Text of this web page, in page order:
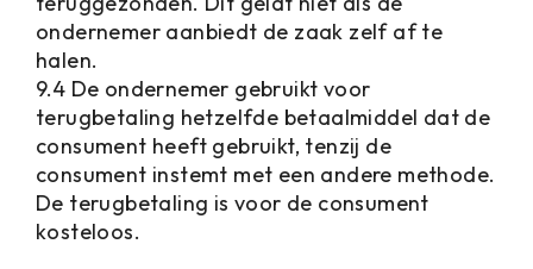
ondernemer aanbiedt de zaak zelf af te
halen.
9.4 De ondernemer gebruikt voor
terugbetaling hetzelfde betaalmiddel dat de
consument heeft gebruikt, tenzij de
consument instemt met een andere methode.
De terugbetaling is voor de consument
kosteloos.